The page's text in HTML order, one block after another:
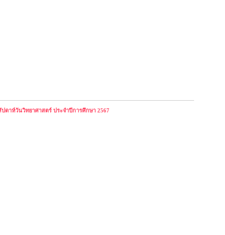
ดาห์วันวิทยาศาสตร์ ประจำปีการศึกษา 2567